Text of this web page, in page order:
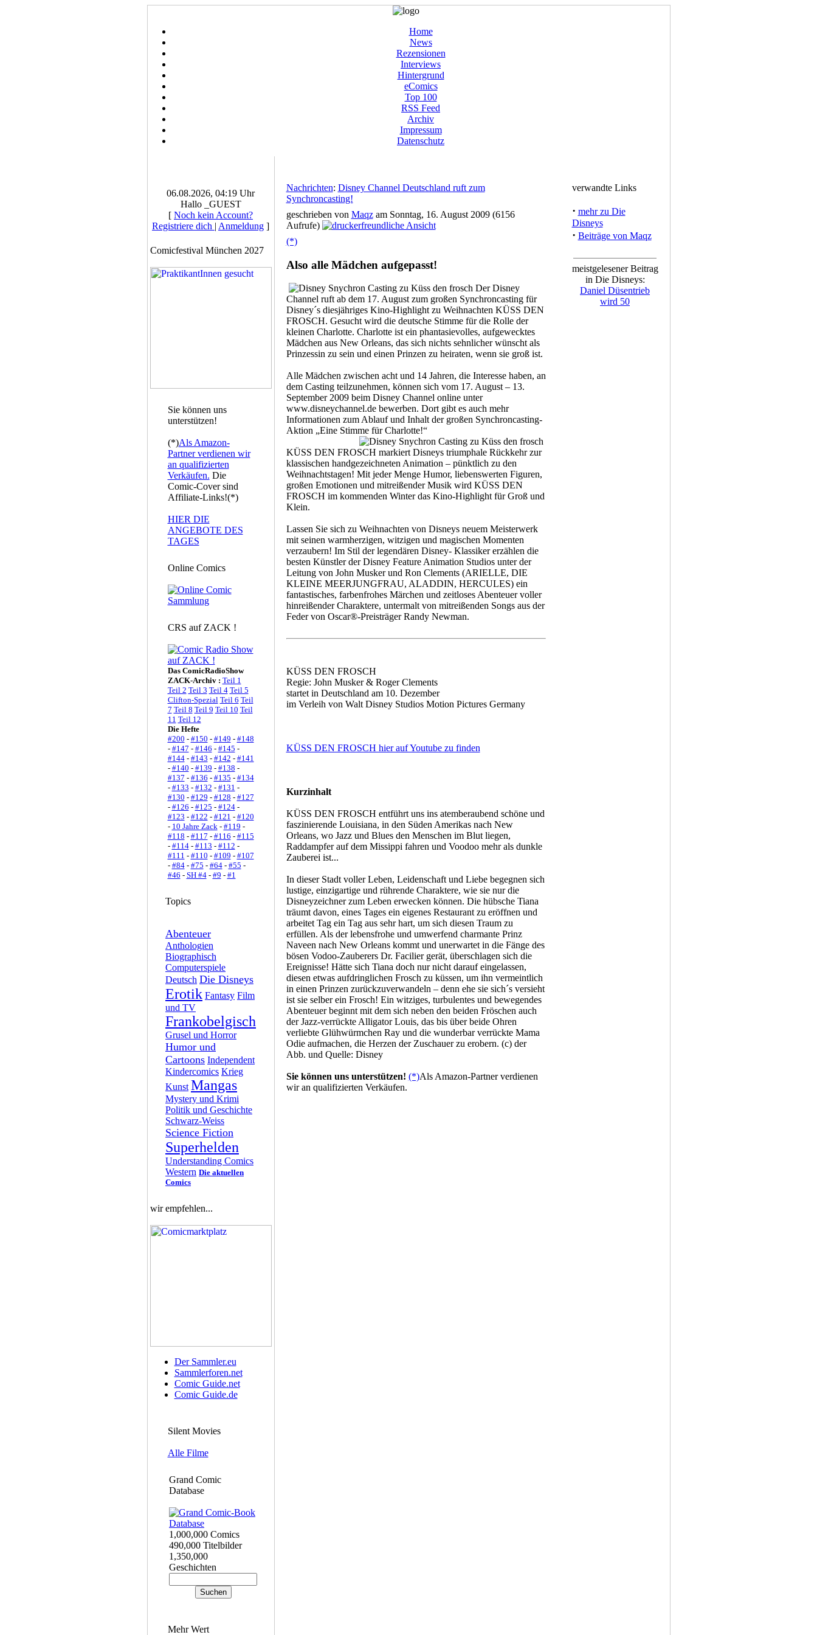
Home
News
Rezensionen
Interviews
Hintergrund
eComics
Top 100
RSS Feed
Archiv
Impressum
Datenschutz
06.08.2026, 04:19 Uhr
Hallo _GUEST
[ Noch kein Account?
Registriere dich | Anmeldung ]
Comicfestival München 2027
Sie können uns
unterstützen!
(*)Als Amazon-
Partner verdienen wir
an qualifizierten
Verkäufen. Die
Comic-Cover sind
Affiliate-Links!(*)
HIER DIE
ANGEBOTE DES
TAGES
Online Comics
CRS auf ZACK !
Das ComicRadioShow
ZACK-Archiv : Teil 1
Teil 2 Teil 3 Teil 4 Teil 5
Clifton-Spezial Teil 6 Teil
7 Teil 8 Teil 9 Teil 10 Teil
11 Teil 12
Die Hefte
#200 - #150 - #149 - #148
- #147 - #146 - #145 -
#144- #143 - #142 - #141
- #140 - #139 - #138 -
#137 - #136 - #135 - #134
- #133 - #132 - #131 -
#130 - #129 - #128 - #127
- #126 - #125 - #124-
#123 - #122 - #121 - #120
- 10 Jahre Zack- #119 -
#118 - #117 - #116 - #115
- #114- #113 - #112 -
#111 - #110 - #109 - #107
- #84- #75 - #64- #55 -
#46 - SH #4- #9 - #1
Topics
Abenteuer
Anthologien
Biographisch
Computerspiele
Deutsch Die Disneys
Erotik Fantasy Film
und TV
Frankobelgisch
Grusel und Horror
Humor und
Cartoons Independent
Kindercomics Krieg
Kunst Mangas
Mystery und Krimi
Politik und Geschichte
Schwarz-Weiss
Science Fiction
Superhelden
Understanding Comics
Western Die aktuellen
Comics
wir empfehlen...
Der Sammler.eu
Sammlerforen.net
Comic Guide.net
Comic Guide.de
Silent Movies
Alle Filme
Grand Comic
Database
1,000,000 Comics
490,000 Titelbilder
1,350,000
Geschichten
Mehr Wert
Nachrichten: Disney Channel Deutschland ruft zum
Synchroncasting!
geschrieben von Maqzam Sonntag, 16. August 2009 (6156
Aufrufe)
(*)
Also alle Mädchen aufgepasst!
Der Disney
Channel ruft ab dem 17. August zum großen Synchroncasting für
Disney´s diesjähriges Kino-Highlight zu Weihnachten KÜSS DEN
FROSCH. Gesucht wird die deutsche Stimme für die Rolle der
kleinen Charlotte. Charlotte ist ein phantasievolles, aufgewecktes
Mädchen aus New Orleans, das sich nichts sehnlicher wünscht als
Prinzessin zu sein und einen Prinzen zu heiraten, wenn sie groß ist.
Alle Mädchen zwischen acht und 14 Jahren, die Interesse haben, an
dem Casting teilzunehmen, können sich vom 17. August – 13.
September 2009 beim Disney Channel online unter
www.disneychannel.de bewerben. Dort gibt es auch mehr
Informationen zum Ablauf und Inhalt der großen Synchroncasting-
Aktion „Eine Stimme für Charlotte!“
KÜSS DEN FROSCH markiert Disneys triumphale Rückkehr zur
klassischen handgezeichneten Animation – pünktlich zu den
Weihnachtstagen! Mit jeder Menge Humor, liebenswerten Figuren,
großen Emotionen und mitreißender Musik wird KÜSS DEN
FROSCH im kommenden Winter das Kino-Highlight für Groß und
Klein.
Lassen Sie sich zu Weihnachten von Disneys neuem Meisterwerk
mit seinen warmherzigen, witzigen und magischen Momenten
verzaubern! Im Stil der legendären Disney- Klassiker erzählen die
besten Künstler der Disney Feature Animation Studios unter der
Leitung von John Musker und Ron Clements (ARIELLE, DIE
KLEINE MEERJUNGFRAU, ALADDIN, HERCULES) ein
fantastisches, farbenfrohes Märchen und zeitloses Abenteuer voller
hinreißender Charaktere, untermalt von mitreißenden Songs aus der
Feder von Oscar®-Preisträger Randy Newman.
KÜSS DEN FROSCH
Regie: John Musker & Roger Clements
startet in Deutschland am 10. Dezember
im Verleih von Walt Disney Studios Motion Pictures Germany
KÜSS DEN FROSCH hier auf Youtube zu finden
Kurzinhalt
KÜSS DEN FROSCH entführt uns ins atemberaubend schöne und
faszinierende Louisiana, in den Süden Amerikas nach New
Orleans, wo Jazz und Blues den Menschen im Blut liegen,
Raddampfer auf dem Missippi fahren und Voodoo mehr als dunkle
Zauberei ist...
In dieser Stadt voller Leben, Leidenschaft und Liebe begegnen sich
lustige, einzigartige und rührende Charaktere, wie sie nur die
Disneyzeichner zum Leben erwecken können. Die hübsche Tiana
träumt davon, eines Tages ein eigenes Restaurant zu eröffnen und
arbeitet Tag ein Tag aus sehr hart, um sich diesen Traum zu
erfüllen. Als der lebensfrohe und umwerfend charmante Prinz
Naveen nach New Orleans kommt und unerwartet in die Fänge des
bösen Vodoo-Zauberers Dr. Facilier gerät, überschlagen sich die
Ereignisse! Hätte sich Tiana doch nur nicht darauf eingelassen,
diesen etwas aufdringlichen Frosch zu küssen, um ihn vermeintlich
in einen Prinzen zurückzuverwandeln – denn ehe sie sich´s versieht
ist sie selber ein Frosch! Ein witziges, turbulentes und bewegendes
Abenteuer beginnt mit dem sich neben den beiden Fröschen auch
der Jazz-verrückte Alligator Louis, das bis über beide Ohren
verliebte Glühwürmchen Ray und die wunderbar verrückte Mama
Odie aufmachen, die Herzen der Zuschauer zu erobern. (c) der
Abb. und Quelle: Disney
Sie können uns unterstützen! (*)Als Amazon-Partner verdienen
wir an qualifizierten Verkäufen.
verwandte Links
· mehr zu Die
Disneys
· Beiträge von Maqz
meistgelesener Beitrag
in Die Disneys:
Daniel Düsentrieb
wird 50